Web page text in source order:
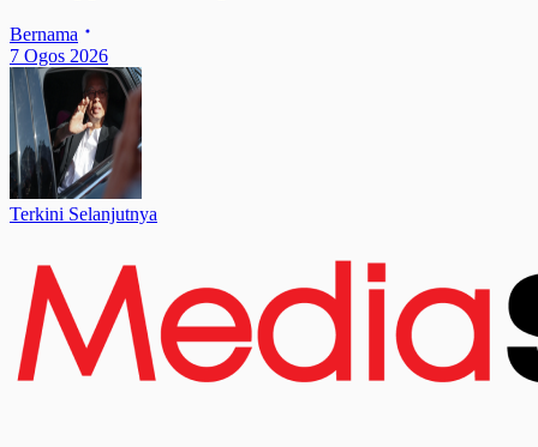
Bernama
7 Ogos 2026
Terkini Selanjutnya